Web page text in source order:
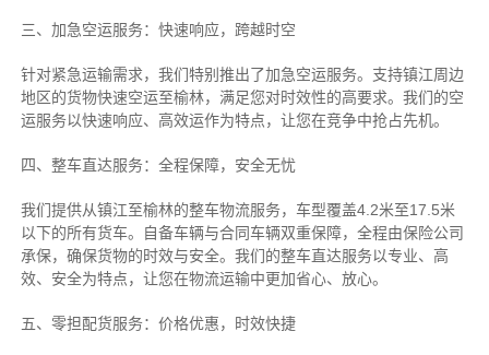
三、加急空运服务：快速响应，跨越时空
针对紧急运输需求，我们特别推出了加急空运服务。支持镇江周边
地区的货物快速空运至榆林，满足您对时效性的高要求。我们的空
运服务以快速响应、高效运作为特点，让您在竞争中抢占先机。
四、整车直达服务：全程保障，安全无忧
我们提供从镇江至榆林的整车物流服务，车型覆盖4.2米至17.5米
以下的所有货车。自备车辆与合同车辆双重保障，全程由保险公司
承保，确保货物的时效与安全。我们的整车直达服务以专业、高
效、安全为特点，让您在物流运输中更加省心、放心。
五、零担配货服务：价格优惠，时效快捷